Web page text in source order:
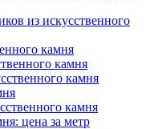
из искусственного
камня
камня
камня
камня
цена за метр